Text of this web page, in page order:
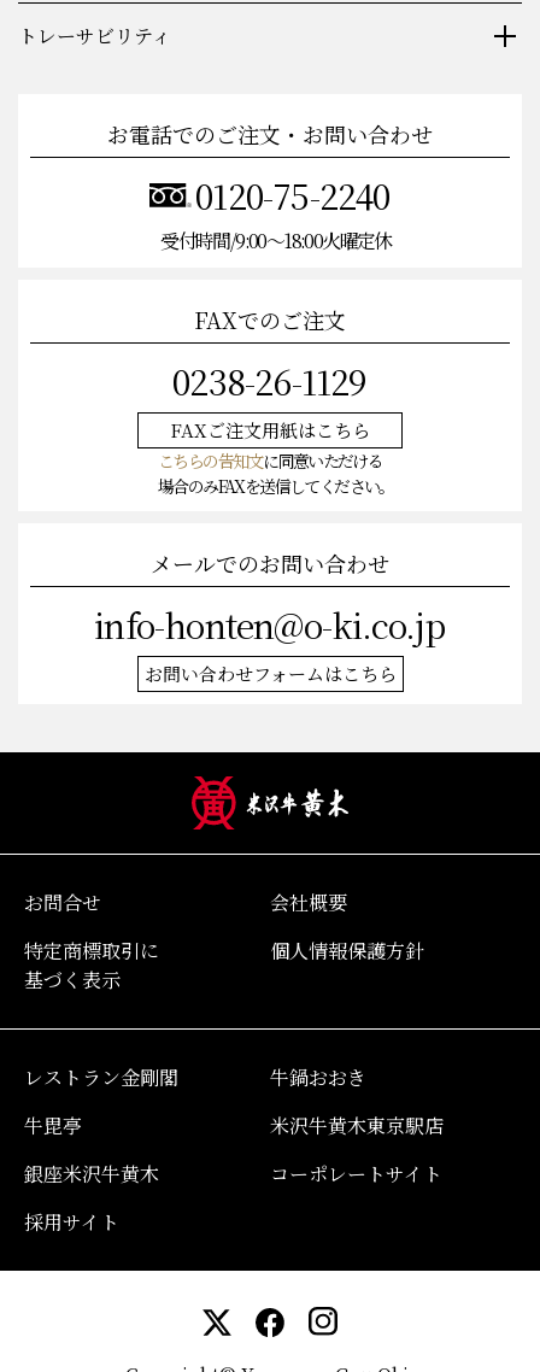
トレーサビリティ
お電話でのご注文・お問い合わせ
0120-75-2240
受付時間/9:00〜18:00火曜定休
FAXでのご注文
0238-26-1129
FAXご注文用紙はこちら
こちらの告知文に同意いただける
場合のみFAXを送信してください。
メールでのお問い合わせ
info-honten@o-ki.co.jp
お問い合わせフォームはこちら
お問合せ
会社概要
特定商標取引に
基づく表示
個人情報保護方針
レストラン金剛閣
牛鍋おおき
牛毘亭
米沢牛黄木東京駅店
銀座米沢牛黄木
コーポレートサイト
採用サイト